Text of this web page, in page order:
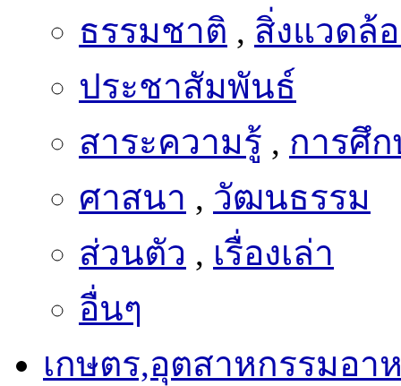
ธรรมชาติ , สิ่งแวดล้
ประชาสัมพันธ์
สาระความรู้ , การศึ
ศาสนา , วัฒนธรรม
ส่วนตัว , เรื่องเล่า
อื่นๆ
เกษตร,อุตสาหกรรมอา